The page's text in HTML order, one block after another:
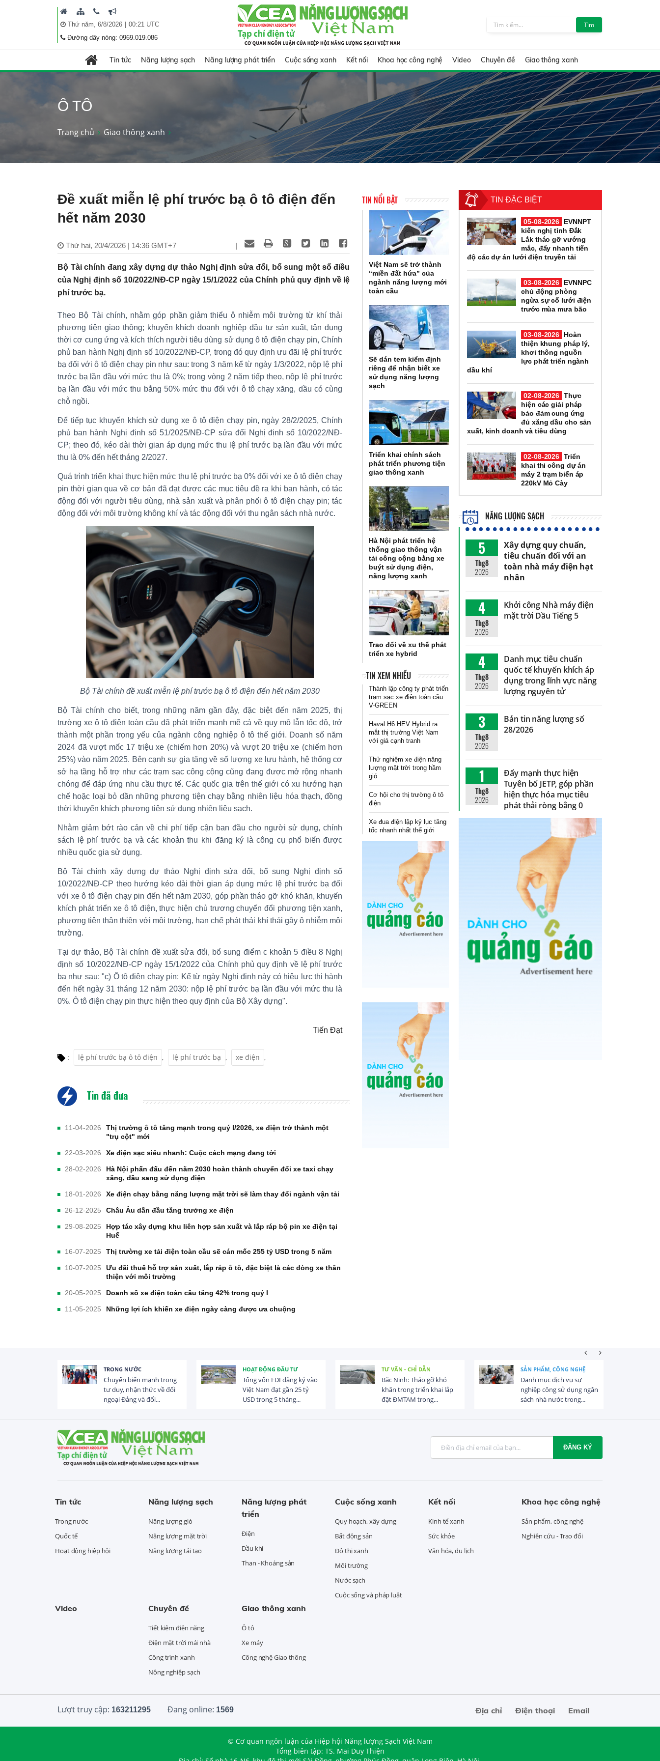
Thứ năm, 6/8/2026| 00:21 UTC
Đường dây nóng: 0969.019.086
Tìm
Tin tức Năng lượng sạch Năng lượng phát triển Cuộc sống xanh Kết nối Khoa học công nghệ Video Chuyên đề Giao thông xanh
Ô TÔ
Trang chủ Giao thông xanh
Đề xuất miễn lệ phí trước bạ ô tô điện đến
hết năm 2030
Thứ hai, 20/4/2026 | 14:36 GMT+7 |
Bộ Tài chính đang xây dựng dự thảo Nghị định sửa đổi, bổ sung một số điều
của Nghị định số 10/2022/NĐ-CP ngày 15/1/2022 của Chính phủ quy định về lệ
phí trước bạ.
Theo Bộ Tài chính, nhằm góp phần giảm thiểu ô nhiễm môi trường từ khí thải
phương tiện giao thông; khuyến khích doanh nghiệp đầu tư sản xuất, tận dụng
thời cơ cung ứng và kích thích người tiêu dùng sử dụng ô tô điện chạy pin, Chính
phủ ban hành Nghị định số 10/2022/NĐ-CP, trong đó quy định ưu đãi lệ phí trước
bạ đối với ô tô điện chạy pin như sau: trong 3 năm kể từ ngày 1/3/2022, nộp lệ phí
trước bạ lần đầu với mức thu là 0%; trong vòng 2 năm tiếp theo, nộp lệ phí trước
bạ lần đầu với mức thu bằng 50% mức thu đối với ô tô chạy xăng, dầu có cùng
chỗ ngồi.
Để tiếp tục khuyến khích sử dụng xe ô tô điện chạy pin, ngày 28/2/2025, Chính
phủ ban hành Nghị định số 51/2025/NĐ-CP sửa đổi Nghị định số 10/2022/NĐ-
CP; theo đó, kéo dài thời gian áp dụng mức thu lệ phí trước bạ lần đầu với mức
thu là 0% đến hết tháng 2/2027.
Quá trình triển khai thực hiện mức thu lệ phí trước bạ 0% đối với xe ô tô điện chạy
pin thời gian qua về cơ bản đã đạt được các mục tiêu đề ra khi ban hành, có tác
động đối với người tiêu dùng, nhà sản xuất và phân phối ô tô điện chạy pin; tác
động đối với môi trường không khí và tác động đối với thu ngân sách nhà nước.
Bộ Tài chính đề xuất miễn lệ phí trước bạ ô tô điện đến hết năm 2030
Bộ Tài chính cho biết, trong những năm gần đây, đặc biệt đến năm 2025, thị
trường xe ô tô điện toàn cầu đã phát triển mạnh mẽ cả về quy mô lẫn tốc độ, trở
thành một phần trọng yếu của ngành công nghiệp ô tô thế giới. Doanh số năm
2024 đã vượt mốc 17 triệu xe (chiếm hơn 20%) và vượt 20 triệu xe (chiếm hơn
25%) vào năm 2025. Bên cạnh sự gia tăng về số lượng xe lưu hành, hệ thống cơ
sở hạ tầng hỗ trợ như các trạm sạc công cộng cũng đang được mở rộng nhanh
chóng để đáp ứng nhu cầu thực tế. Các quốc gia trên thế giới có xu hướng hạn
chế hoặc loại bỏ dần những phương tiện chạy bằng nhiên liệu hóa thạch, đồng
thời khuyến khích phương tiện sử dụng nhiên liệu sạch.
Nhằm giảm bớt rào cản về chi phí tiếp cận ban đầu cho người sử dụng, chính
sách lệ phí trước bạ và các khoản thu khi đăng ký là công cụ phổ biến được
nhiều quốc gia sử dụng.
Bộ Tài chính xây dựng dự thảo Nghị định sửa đổi, bổ sung Nghị định số
10/2022/NĐ-CP theo hướng kéo dài thời gian áp dụng mức lệ phí trước bạ đối
với xe ô tô điện chạy pin đến hết năm 2030, góp phần tháo gỡ khó khăn, khuyến
khích phát triển xe ô tô điện, thực hiện chủ trương chuyển đổi phương tiện xanh,
phương tiện thân thiện với môi trường, hạn chế phát thải khí thải gây ô nhiễm môi
trường.
Tại dự thảo, Bộ Tài chính đề xuất sửa đổi, bổ sung điểm c khoản 5 điều 8 Nghị
định số 10/2022/NĐ-CP ngày 15/1/2022 của Chính phủ quy định về lệ phí trước
bạ như sau: "c) Ô tô điện chạy pin: Kể từ ngày Nghị định này có hiệu lực thi hành
đến hết ngày 31 tháng 12 năm 2030: nộp lệ phí trước bạ lần đầu với mức thu là
0%. Ô tô điện chạy pin thực hiện theo quy định của Bộ Xây dựng".
Tiến Đạt
: lệ phí trước bạ ô tô điện , lệ phí trước bạ , xe điện ,
Tin đã đưa
11-04-2026
Thị trường ô tô tăng mạnh trong quý I/2026, xe điện trở thành một
"trụ cột" mới
22-03-2026 Xe điện sạc siêu nhanh: Cuộc cách mạng đang tới
28-02-2026
Hà Nội phấn đấu đến năm 2030 hoàn thành chuyển đổi xe taxi chạy
xăng, dầu sang sử dụng điện
18-01-2026 Xe điện chạy bằng năng lượng mặt trời sẽ làm thay đổi ngành vận tải
26-12-2025 Châu Âu dẫn đầu tăng trưởng xe điện
29-08-2025
Hợp tác xây dựng khu liên hợp sản xuất và lắp ráp bộ pin xe điện tại
Huế
16-07-2025 Thị trường xe tải điện toàn cầu sẽ cán mốc 255 tỷ USD trong 5 năm
10-07-2025
Ưu đãi thuế hỗ trợ sản xuất, lắp ráp ô tô, đặc biệt là các dòng xe thân
thiện với môi trường
20-05-2025 Doanh số xe điện toàn cầu tăng 42% trong quý I
11-05-2025 Những lợi ích khiến xe điện ngày càng được ưa chuộng
TIN NỔI BẬT
Việt Nam sẽ trở thành
“miền đất hứa” của
ngành năng lượng mới
toàn cầu
Sẽ dán tem kiểm định
riêng để nhận biết xe
sử dụng năng lượng
sạch
Triển khai chính sách
phát triển phương tiện
giao thông xanh
Hà Nội phát triển hệ
thống giao thông vận
tải công cộng bằng xe
buýt sử dụng điện,
năng lượng xanh
Trao đổi về xu thế phát
triển xe hybrid
TIN XEM NHIỀU
Thành lập công ty phát triển
trạm sạc xe điện toàn cầu
V-GREEN
Haval H6 HEV Hybrid ra
mắt thị trường Việt Nam
với giá cạnh tranh
Thử nghiệm xe điện năng
lượng mặt trời trong hầm
gió
Cơ hội cho thị trường ô tô
điện
Xe đua điện lập kỷ lục tăng
tốc nhanh nhất thế giới
TIN ĐẶC BIỆT
05-08-2026
EVNNPT
kiến nghị tỉnh Đắk
Lắk tháo gỡ vướng
mắc, đẩy nhanh tiến
độ các dự án lưới điện truyền tải
03-08-2026
EVNNPC
chủ động phòng
ngừa sự cố lưới điện
trước mùa mưa bão
03-08-2026
Hoàn
thiện khung pháp lý,
khơi thông nguồn
lực phát triển ngành
dầu khí
02-08-2026 Thực
hiện các giải pháp
bảo đảm cung ứng
đủ xăng dầu cho sản
xuất, kinh doanh và tiêu dùng
02-08-2026 Triển
khai thi công dự án
máy 2 trạm biến áp
220kV Mỏ Cày
NĂNG LƯỢNG SẠCH
5
Thg8
2026
Xây dựng quy chuẩn,
tiêu chuẩn đối với an
toàn nhà máy điện hạt
nhân
4
Thg8
2026
Khởi công Nhà máy điện
mặt trời Dầu Tiếng 5
4
Thg8
2026
Danh mục tiêu chuẩn
quốc tế khuyến khích áp
dụng trong lĩnh vực năng
lượng nguyên tử
3
Thg8
2026
Bản tin năng lượng số
28/2026
1
Thg8
2026
Đẩy mạnh thực hiện
Tuyên bố JETP, góp phần
hiện thực hóa mục tiêu
phát thải ròng bằng 0
TRONG NƯỚC
Chuyển biến mạnh trong
tư duy, nhận thức về đối
ngoại Đảng và đối...
HOẠT ĐỘNG ĐẦU TƯ
Tổng vốn FDI đăng ký vào
Việt Nam đạt gần 25 tỷ
USD trong 5 tháng...
TƯ VẤN - CHỈ DẪN
Bắc Ninh: Tháo gỡ khó
khăn trong triển khai lắp
đặt ĐMTAM trong...
SẢN PHẨM, CÔNG NGHỆ
Danh mục dịch vụ sự
nghiệp công sử dụng ngân
sách nhà nước trong...
ĐĂNG KÝ
Tin tức
Trong nước
Quốc tế
Hoạt động hiệp hội
Năng lượng sạch
Năng lượng gió
Năng lượng mặt trời
Năng lượng tái tạo
Năng lượng phát
triển
Điện
Dầu khí
Than - Khoáng sản
Cuộc sống xanh
Quy hoạch, xây dựng
Bất động sản
Đô thị xanh
Môi trường
Nước sạch
Cuộc sống và pháp luật
Kết nối
Kinh tế xanh
Sức khỏe
Văn hóa, du lịch
Khoa học công nghệ
Sản phẩm, công nghệ
Nghiên cứu - Trao đổi
Video Chuyên đề
Tiết kiệm điện năng
Điện mặt trời mái nhà
Công trình xanh
Nông nghiệp sạch
Giao thông xanh
Ô tô
Xe máy
Công nghệ Giao thông
Lượt truy cập: 163211295 Đang online: 1569 Email
Điện thoại
Địa chỉ
© Cơ quan ngôn luận của Hiệp hội Năng lượng Sạch Việt Nam
Tổng biên tập: TS. Mai Duy Thiện